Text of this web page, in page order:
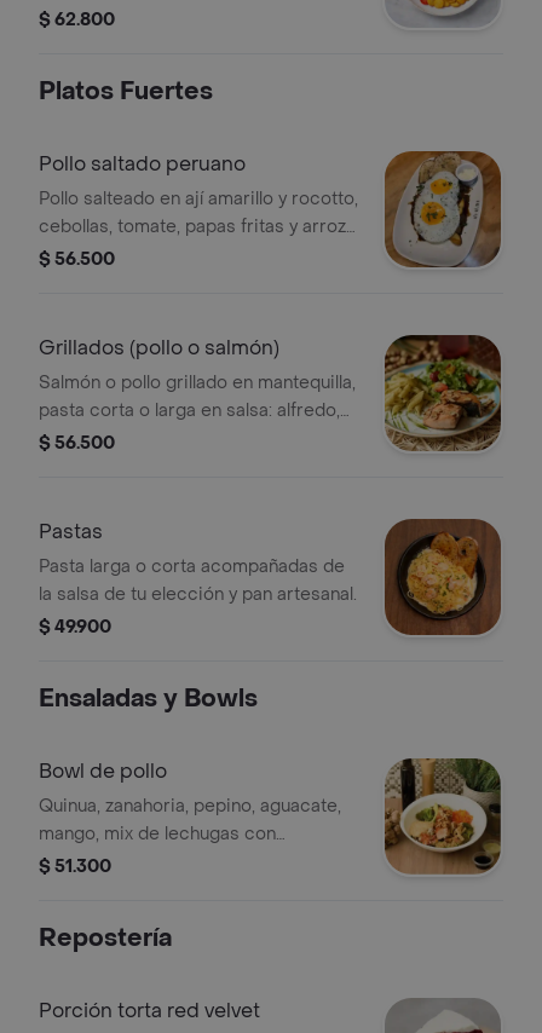
cebolla, tomate, papas rusticas, arroz
$ 62.800
Platos Fuertes
Pollo saltado peruano
Pollo salteado en ají amarillo y rocotto,
cebollas, tomate, papas fritas y arroz
blanco.
$ 56.500
Grillados (pollo o salmón)
Salmón o pollo grillado en mantequilla,
pasta corta o larga en salsa: alfredo,
napolitana o pesto, ensalada de la
$ 56.500
Pastas
Pasta larga o corta acompañadas de
la salsa de tu elección y pan artesanal.
$ 49.900
Ensaladas y Bowls
Bowl de pollo
Quinua, zanahoria, pepino, aguacate,
mango, mix de lechugas con
vinagreta: yogurt y hierbabuena /
$ 51.300
Repostería
Porción torta red velvet